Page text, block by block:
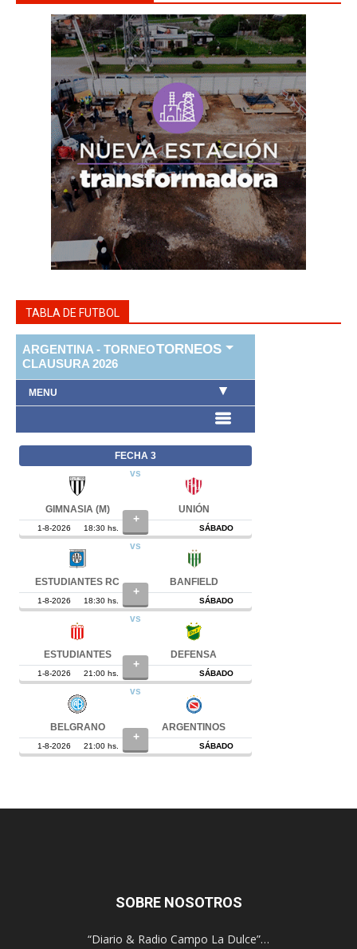
TABLA DE FUTBOL
SOBRE NOSOTROS
“Diario & Radio Campo La Dulce”…